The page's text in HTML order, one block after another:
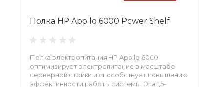
Полка HP Apollo 6000 Power Shelf
Полка электропитания HP Apollo 6000
оптимизирует электропитание в масштабе
серверной стойки и способствует повышению
эффективности работы системы. Эта 1,5-